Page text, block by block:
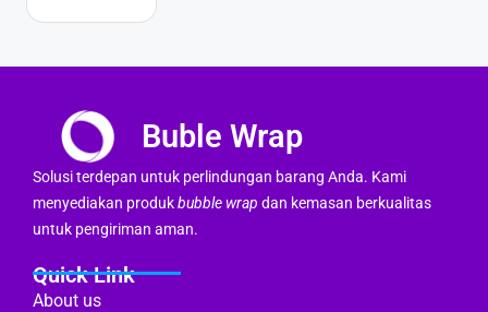
Buble Wrap
Solusi terdepan untuk perlindungan barang Anda. Kami
menyediakan produkbubble wrap dan kemasan berkualitas
untuk pengiriman aman.
Quick Link
About us